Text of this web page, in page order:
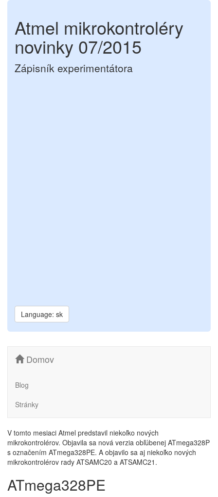
Atmel mikrokontroléry
novinky 07/2015
Zápisník experimentátora
Language: sk
Domov
Blog
Stránky
V tomto mesiaci Atmel predstavil niekoľko nových
mikrokontrolérov. Objavila sa nová verzia obľúbenej ATmega328P
s označením ATmega328PE. A objavilo sa aj niekoľko nových
mikrokontrolérov rady ATSAMC20 a ATSAMC21.
ATmega328PE